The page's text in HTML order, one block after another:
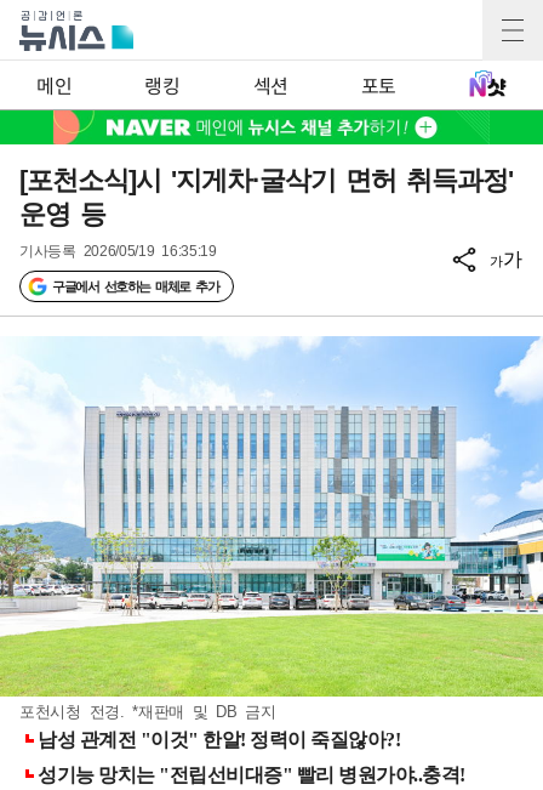
메인 랭킹 섹션 포토
[포천소식]시 '지게차·굴삭기 면허 취득과정'
운영 등
기사등록 2026/05/19 16:35:19
구글에서 선호하는 매체로 추가
가가
포천시청 전경. *재판매 및 DB 금지